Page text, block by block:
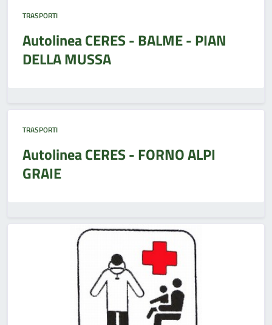
TRASPORTI
Autolinea CERES - BALME - PIAN
DELLA MUSSA
TRASPORTI
Autolinea CERES - FORNO ALPI
GRAIE